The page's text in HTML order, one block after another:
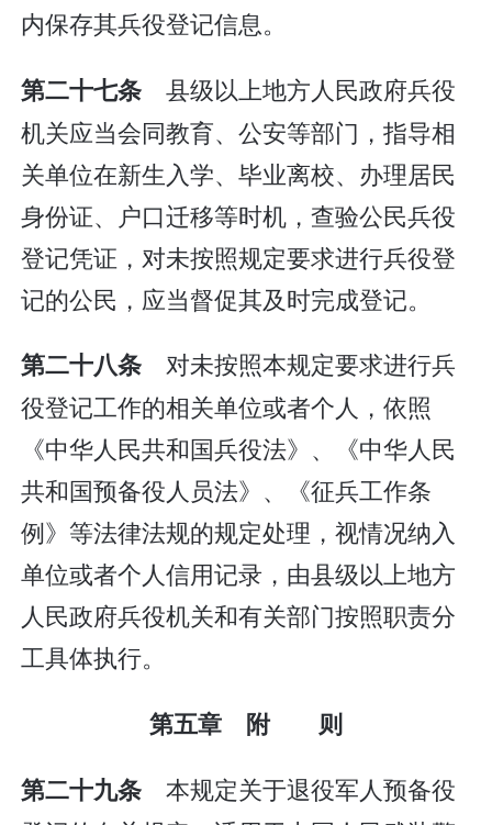
内保存其兵役登记信息。
第二十七条县级以上地方人民政府兵役
机关应当会同教育、公安等部门，指导相
关单位在新生入学、毕业离校、办理居民
身份证、户口迁移等时机，查验公民兵役
登记凭证，对未按照规定要求进行兵役登
记的公民，应当督促其及时完成登记。
第二十八条对未按照本规定要求进行兵
役登记工作的相关单位或者个人，依照
《中华人民共和国兵役法》、《中华人民
共和国预备役人员法》、《征兵工作条
例》等法律法规的规定处理，视情况纳入
单位或者个人信用记录，由县级以上地方
人民政府兵役机关和有关部门按照职责分
工具体执行。
第五章 附 则
第二十九条 本规定关于退役军人预备役